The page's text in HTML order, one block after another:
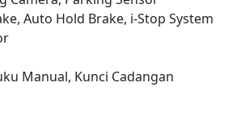
Auto Hold Brake, i-Stop System
Manual, Kunci Cadangan